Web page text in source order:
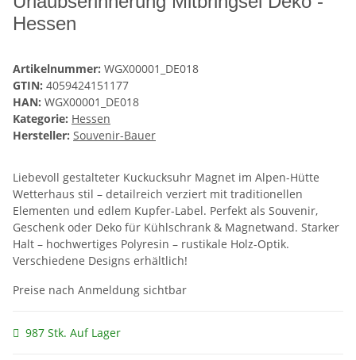
Hessen
Artikelnummer: WGX00001_DE018
GTIN: 4059424151177
HAN: WGX00001_DE018
Kategorie: Hessen
Hersteller: Souvenir-Bauer
Liebevoll gestalteter Kuckucksuhr Magnet im Alpen-Hütte
Wetterhaus stil – detailreich verziert mit traditionellen
Elementen und edlem Kupfer-Label. Perfekt als Souvenir,
Geschenk oder Deko für Kühlschrank & Magnetwand. Starker
Halt – hochwertiges Polyresin – rustikale Holz-Optik.
Verschiedene Designs erhältlich!
Preise nach Anmeldung sichtbar
987 Stk. Auf Lager